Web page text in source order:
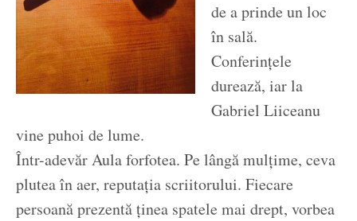
de a prinde un loc
în sală.
Conferințele
durează, iar la
Gabriel Liiceanu
vine puhoi de lume.
Într-adevăr Aula forfotea. Pe lângă mulțime, ceva
plutea în aer, reputația scriitorului. Fiecare
persoană prezentă ținea spatele mai drept, vorbea